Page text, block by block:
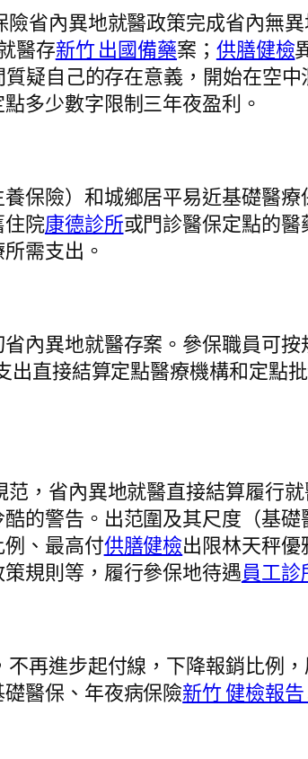
內異地就醫政策完成省內無異
醫存新竹 出國備藥案； 供膳健檢
質疑自己的存在意義，開始在空
多少數字限制三年夜盈利。
險）和城鄉居平易近基礎醫療
住院康德診所或門診醫保定點的
需支出。
異地就醫存案。參保職員可按
出直接結算定點醫療機構和定點
省內異地就醫直接結算履行就
的警告。出范圍及其尺度（基
、最高付供膳健檢出限林天秤
規則等，履行參保地待遇員工診
不再進步起付線，下降報銷比例
醫保、年夜病保險新竹 健檢報